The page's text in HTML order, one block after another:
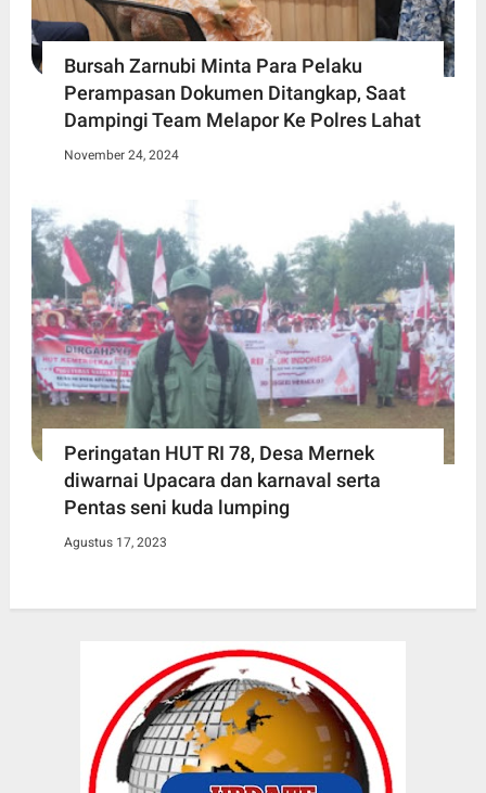
Bursah Zarnubi Minta Para Pelaku
Perampasan Dokumen Ditangkap, Saat
Dampingi Team Melapor Ke Polres Lahat
November 24, 2024
Peringatan HUT RI 78, Desa Mernek
diwarnai Upacara dan karnaval serta
Pentas seni kuda lumping
Agustus 17, 2023